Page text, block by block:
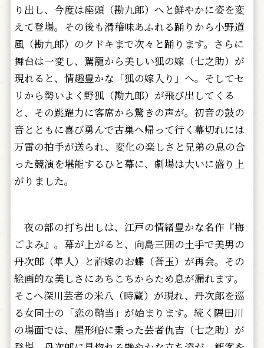
り出し、今度は座頭（勘九郎）へと鮮やかに姿を変
えて登場。その後も滑稽味あふれる踊りから小野道
風（勘九郎）のクドキまで次々と踊ります。さらに
舞台は一変し、駕籠から美しい狐の嫁（七之助）が
現れると、情趣豊かな「狐の嫁入り」へ。そしてセ
リから勢いよく野狐（勘九郎）が飛び出してくる
と、その跳躍力に客席から驚きの声が。初音の鼓の
音とともに喜び勇んで古巣へ帰って行く幕切れには
万雷の拍手が送られ、変化の楽しさと兄弟の息の合
った競演を堪能するひと幕に、劇場は大いに盛り上
がりました。
夜の部の打ち出しは、江戸の情緒豊かな名作『梅
ごよみ』。幕が上がると、向島三囲の土手で美男の
丹次郎（隼人）と許嫁のお蝶（莟玉）が再会。その
絵画的な美しさにあちこちからため息が漏れます。
そこへ深川芸者の米八（時蔵）が現れ、丹次郎を巡
る女同士の「恋の鞘当」が始まります。続く隅田川
の場面では、屋形船に乗った芸者仇吉（七之助）が